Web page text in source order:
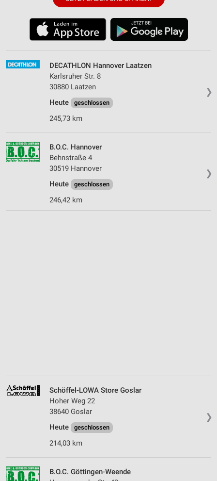
❯
DECATHLON Hannover Laatzen
Karlsruher Str. 8
30880 Laatzen
Heute
geschlossen
245,73 km
❯
B.O.C. Hannover
Behnstraße 4
30519 Hannover
Heute
geschlossen
246,42 km
❯
Schöffel-LOWA Store Goslar
Hoher Weg 22
38640 Goslar
Heute
geschlossen
214,03 km
B.O.C. Göttingen-Weende